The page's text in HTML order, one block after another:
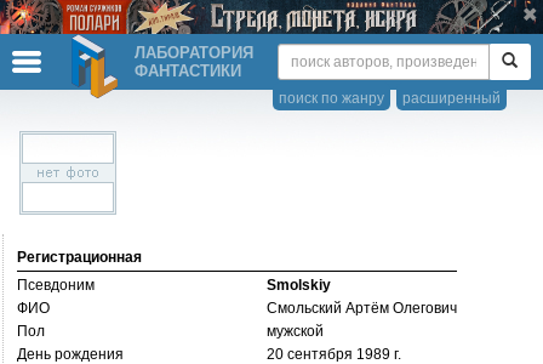
ЛАБОРАТОРИЯ
ФАНТАСТИКИ
расширенный
поиск по жанру
Регистрационная
Псевдоним
Smolskiy
ФИО
Смольский Артём Олегович
Пол
мужской
День рождения
20 сентября 1989 г.